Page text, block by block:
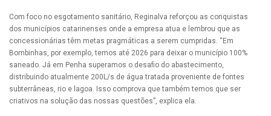
Com foco no esgotamento sanitário, Reginalva reforçou as conquistas
dos municípios catarinenses onde a empresa atua e lembrou que as
concessionárias têm metas pragmáticas a serem cumpridas. “Em
Bombinhas, por exemplo, temos até 2026 para deixar o município 100%
saneado. Já em Penha superamos o desafio do abastecimento,
distribuindo atualmente 200L/s de água tratada proveniente de fontes
subterrâneas, rio e lagoa. Isso comprova que também temos que ser
criativos na solução das nossas questões”, explica ela.